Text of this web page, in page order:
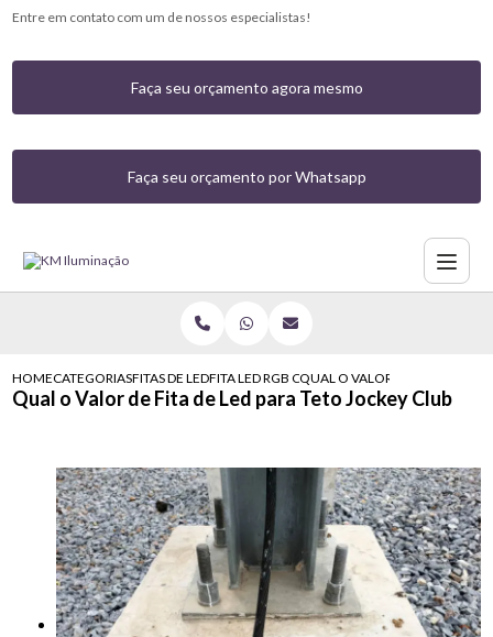
Entre em contato com um de nossos especialistas!
Faça seu orçamento agora mesmo
Faça seu orçamento por Whatsapp
HOMECATEGORIASFITAS DE LEDFITA LED RGB COM CONTROLEQUAL O VALOR DE FITA DE LED
Qual o Valor de Fita de Led para Teto Jockey Club